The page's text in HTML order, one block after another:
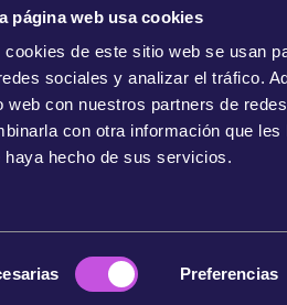
página web usa cookies
cookies de este sitio web se usan
sociales y analizar el tráfico.
web con nuestros partners de
con otra información que
haya hecho de sus servicios.
Preferencias
y